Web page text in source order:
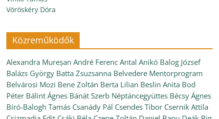
Vöröskéry Dóra
Közreműködők
Alexandra Mureșan André Ferenc Antal Anikó Balog József
Balázs György Batta Zsuzsanna Belvedere Mentorprogram
Belvárosi Mozi Bene Zoltán Berta Lilian Beslin Anita Bod
Péter Bálint Ágnes Bánát Szerb Néptáncegyüttes Bécsy Ágnes
Bíró-Balogh Tamás Csanády Pál Csendes Tibor Csernik Attila